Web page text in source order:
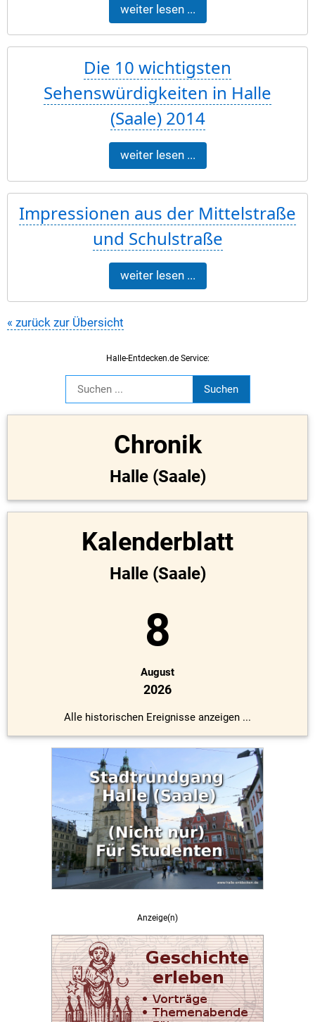
weiter lesen ...
Die 10 wichtigsten
Sehenswürdigkeiten in Halle
(Saale) 2014
weiter lesen ...
Impressionen aus der Mittelstraße
und Schulstraße
weiter lesen ...
« zurück zur Übersicht
Halle-Entdecken.de Service:
Chronik
Halle (Saale)
Kalenderblatt
Halle (Saale)
8
August
2026
Alle historischen Ereignisse anzeigen ...
Anzeige(n)